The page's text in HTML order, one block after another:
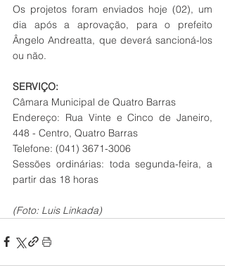
Os projetos foram enviados hoje (02), um
dia após a aprovação, para o prefeito
Ângelo Andreatta, que deverá sancioná-los
ou não.
SERVIÇO:
Câmara Municipal de Quatro Barras
Endereço: Rua Vinte e Cinco de Janeiro,
448 - Centro, Quatro Barras
Telefone: (041) 3671-3006
Sessões ordinárias: toda segunda-feira, a
partir das 18 horas
(Foto: Luis Linkada)